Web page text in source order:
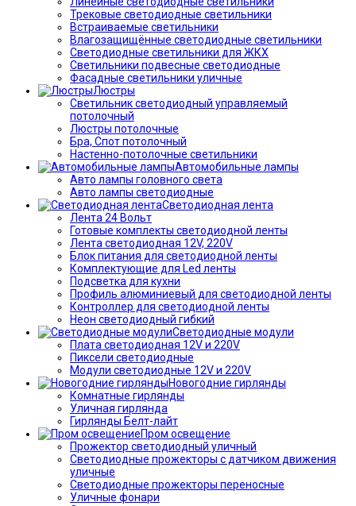
Трековые светодиодные светильники
Встраиваемые светильники
Влагозащищённые светодиодные светильники
Светодиодные светильники для ЖКХ
Светильники подвесные светодиодные
Фасадные светильники уличные
Люстры
Светильник светодиодный управляемый
потолочный
Люстры потолочные
Бра, Спот потолочный
Настенно-потолочные светильники
Автомобильные лампы
Авто лампы головного света
Авто лампы светодиодные
Светодиодная лента
Лента 24 Вольт
Готовые комплекты светодиодной ленты
Лента светодиодная 12V, 220V
Блок питания для светодиодной ленты
Комплектующие для Led ленты
Подсветка для кухни
Профиль алюминиевый для светодиодной ленты
Контроллер для светодиодной ленты
Неон светодиодный гибкий
Светодиодные модули
Плата светодиодная 12V и 220V
Пиксели светодиодные
Модули светодиодные 12V и 220V
Новогодние гирлянды
Комнатные гирлянды
Уличная гирлянда
Гирлянды Белт-лайт
Пром освещение
Прожектор светодиодный уличный
Светодиодные прожекторы с датчиком движения
уличные
Светодиодные прожекторы переносные
Уличные фонари